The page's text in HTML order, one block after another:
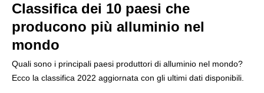
Classifica dei 10 paesi che
producono più alluminio nel
mondo
Quali sono i principali paesi produttori di alluminio nel mondo?
Ecco la classifica 2022 aggiornata con gli ultimi dati disponibili.